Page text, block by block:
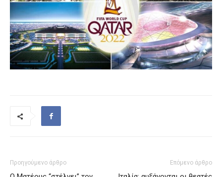
Προηγούμενο άρθρο Επόμενο άρθρο